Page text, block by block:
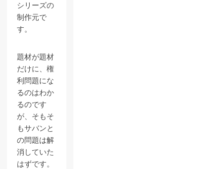
シリーズの
制作元で
す。
題材が題材
だけに、権
利問題にな
るのはわか
るのです
が、そもそ
もサバンと
の問題は解
消していた
はずです。